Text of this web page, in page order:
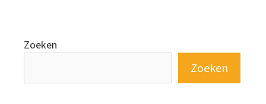
Zoeken
Zoeken